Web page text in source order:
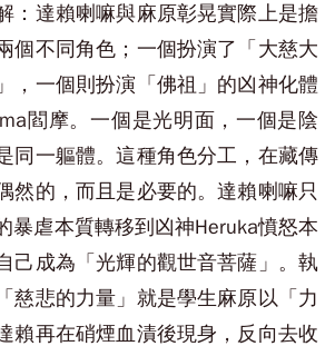
：達賴喇嘛與麻原彰晃實際上是擔
個不同角色；一個扮演了「大慈大
，一個則扮演「佛祖」的凶神化體
閻摩。一個是光明面，一個是陰
同一軀體。這種角色分工，在藏傳
然的，而且是必要的。達賴喇嘛只
暴虐本質轉移到凶神Heruka憤怒本
己成為「光輝的觀世音菩薩」。執
慈悲的力量」就是學生麻原以「力
賴再在硝煙血漬後現身，反向去收